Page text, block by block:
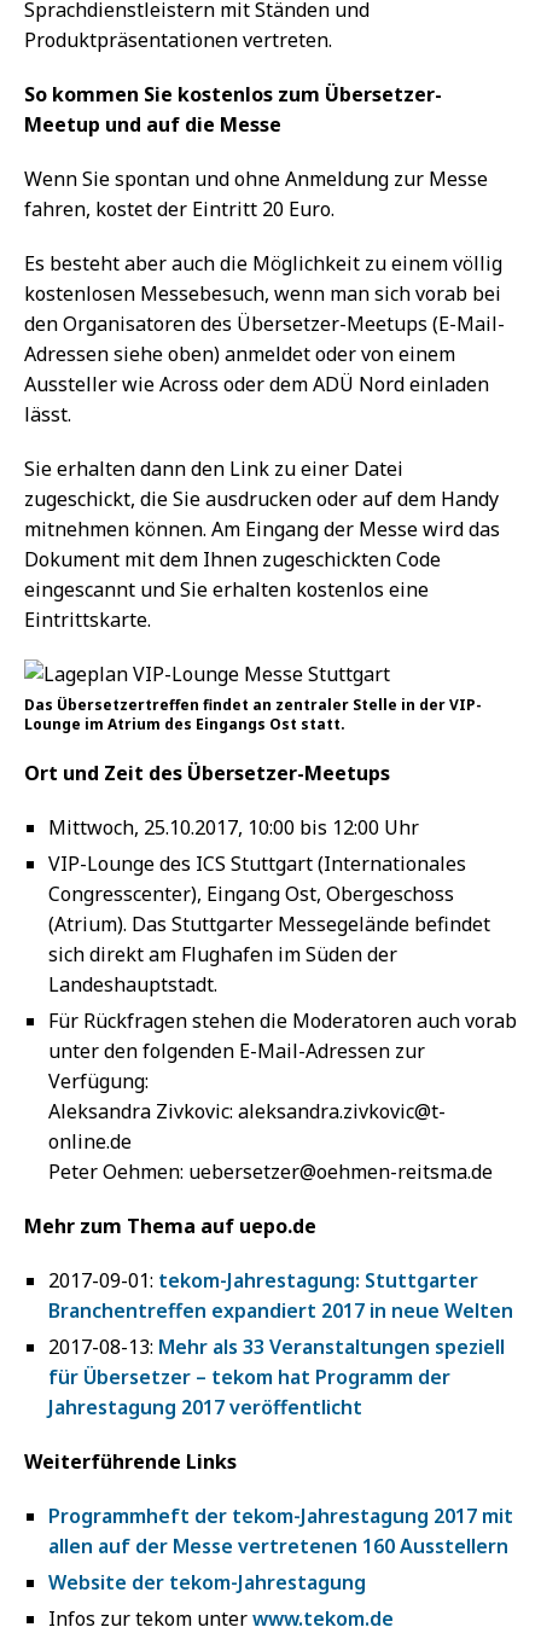
Sprachdienstleistern mit Ständen und
Produktpräsentationen vertreten.
So kommen Sie kostenlos zum Übersetzer-
Meetup und auf die Messe
Wenn Sie spontan und ohne Anmeldung zur Messe
fahren, kostet der Eintritt 20 Euro.
Es besteht aber auch die Möglichkeit zu einem völlig
kostenlosen Messebesuch, wenn man sich vorab bei
den Organisatoren des Übersetzer-Meetups (E-Mail-
Adressen siehe oben) anmeldet oder von einem
Aussteller wie Across oder dem ADÜ Nord einladen
lässt.
Sie erhalten dann den Link zu einer Datei
zugeschickt, die Sie ausdrucken oder auf dem Handy
mitnehmen können. Am Eingang der Messe wird das
Dokument mit dem Ihnen zugeschickten Code
eingescannt und Sie erhalten kostenlos eine
Eintrittskarte.
Das Übersetzertreffen findet an zentraler Stelle in der VIP-
Lounge im Atrium des Eingangs Ost statt.
Ort und Zeit des Übersetzer-Meetups
Mittwoch, 25.10.2017, 10:00 bis 12:00 Uhr
VIP-Lounge des ICS Stuttgart (Internationales
Congresscenter), Eingang Ost, Obergeschoss
(Atrium). Das Stuttgarter Messegelände befindet
sich direkt am Flughafen im Süden der
Landeshauptstadt.
Für Rückfragen stehen die Moderatoren auch vorab
unter den folgenden E-Mail-Adressen zur
Verfügung:
Aleksandra Zivkovic: aleksandra.zivkovic@t-
online.de
Peter Oehmen: uebersetzer@oehmen-reitsma.de
Mehr zum Thema auf uepo.de
2017-09-01: tekom-Jahrestagung: Stuttgarter
Branchentreffen expandiert 2017 in neue Welten
2017-08-13: Mehr als 33 Veranstaltungen speziell
für Übersetzer – tekom hat Programm der
Jahrestagung 2017 veröffentlicht
Weiterführende Links
Programmheft der tekom-Jahrestagung 2017 mit
allen auf der Messe vertretenen 160 Ausstellern
Website der tekom-Jahrestagung
Infos zur tekom unterwww.tekom.de